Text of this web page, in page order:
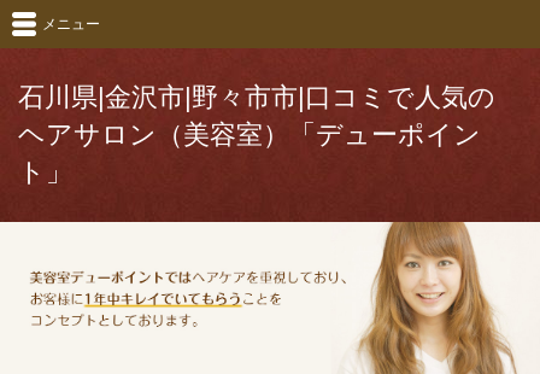
石川県|金沢市|野々市市|口コミで人気の
ヘアサロン（美容室）「デューポイン
ト」
メニュー